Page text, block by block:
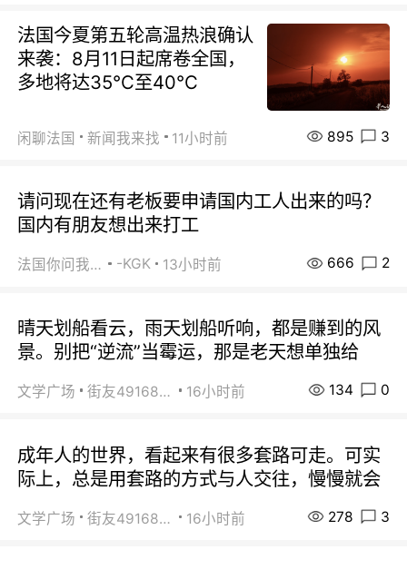
法国今夏第五轮高温热浪确认
来袭：8月11日起席卷全国，
多地将达35℃至40℃
闲聊法国 新闻我来找 11小时前 895 3
请问现在还有老板要申请国内工人出来的吗？
国内有朋友想出来打工
法国你问我答 -KGK 13小时前 666 2
晴天划船看云，雨天划船听响，都是赚到的风
景。别把“逆流”当霉运，那是老天想单独给
文学广场 街友49168527 16小时前 134 0
成年人的世界，看起来有很多套路可走。可实
际上，总是用套路的方式与人交往，慢慢就会
文学广场 街友49168527 16小时前 278 3